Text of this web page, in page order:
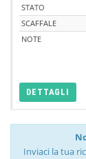
STATO
SCAFFALE
NOTE
DETTAGLI
Inviaci la tua